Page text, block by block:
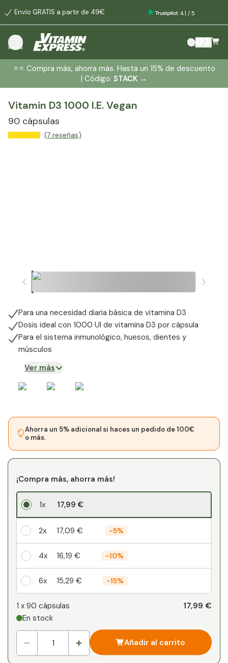
Envío GRATIS a partir de 49€ : 4.1 / 5
menú
⭐️⭐️ Compra más, ahorra más. Hasta un 15% de descuento
| Código: STACK →
Vitamin D3 1000 I.E. Vegan
90 cápsulas
(7 reseñas)
Para una necesidad diaria básica de vitamina D3
Dosis ideal con 1000 UI de vitamina D3 por cápsula
Para el sistema inmunológico, huesos, dientes y
músculos
Ver más
Ahorra un 5% adicional si haces un pedido de 100€
o más.
¡Compra más, ahorra más!
1x 17,99 €
2x 17,09 € -5%
4x 16,19 € -10%
6x 15,29 € -15%
1x
1 x 90 cápsulas
En stock
17,99 €
Añadir al carrito